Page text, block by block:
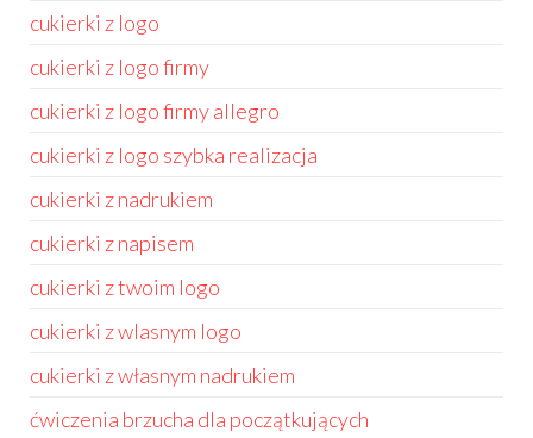
cukierki z logo
cukierki z logo firmy
cukierki z logo firmy allegro
cukierki z logo szybka realizacja
cukierki z nadrukiem
cukierki z napisem
cukierki z twoim logo
cukierki z wlasnym logo
cukierki z własnym nadrukiem
ćwiczenia brzucha dla początkujących